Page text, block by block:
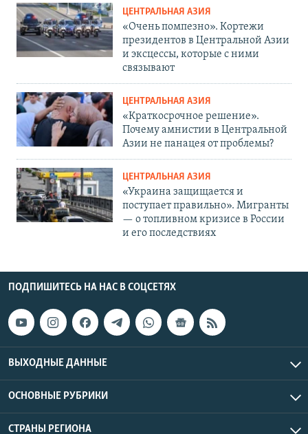
ЦЕНТРАЛЬНАЯ АЗИЯ
«Очень помпезно». Кортежи
президентов в Центральной Азии
и эксцессы, которые с ними
связывают
ЦЕНТРАЛЬНАЯ АЗИЯ
«Краткосрочное решение».
Почему амнистии в Центральной
Азии не панацея от проблемы?
ЦЕНТРАЛЬНАЯ АЗИЯ
«Украина защищается и
поступает правильно». Мигранты
— о топливном кризисе в России
и его последствиях
ПОДПИШИТЕСЬ НА НАС В СОЦСЕТЯХ
ВЫХОДНЫЕ ДАННЫЕ
ОСНОВНЫЕ РУБРИКИ
СТРАНЫ РЕГИОНА